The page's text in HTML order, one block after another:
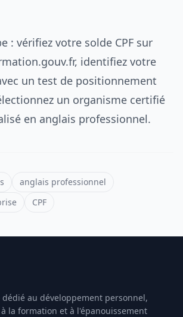
: vérifiez votre solde CPF sur
identifiez votre
un test de positionnement
un organisme certifié
en anglais professionnel.
anglais professionnel
CPF
au développement personnel,
la formation et à l'épanouissement